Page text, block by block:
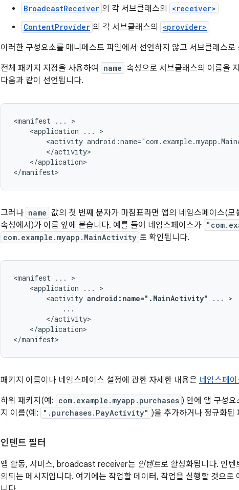
BroadcastReceiver 의 각 서브클래스의
<receiver>
ContentProvider 의 각 서브클래스의 <provider>
이러한 구성요소를 매니페스트 파일에서 선언하지 않고 서브클래스
전체 패키지 지정을 사용하여
name 속성으로 서브클래스의 이름을
다음과 같이 선언됩니다.
<manifest ...
<application
...
<activity
</application>
</manifest>
그러나 name 값의 첫 번째 문자가 마침표라면 앱의 네임스페이스(모
속성에서)가 이름 앞에 붙습니다. 예를 들어 네임스페이스가
com.example.myapp.MainActivity 로 확인됩니다.
<manifest ...
<application
...
<activity android:name=".MainActivity" ...
</application>
</manifest>
패키지 이름이나 네임스페이스 설정에 관한 자세한 내용은 네임스페
하위 패키지(예: com.example.myapp.purchases ) 안에 앱 구성
지 이름(예:
".purchases.PayActivity" )을 추가하거나 정규화된
인텐트 필터
앱 활동, 서비스, broadcast receiver는 인텐트로 활성화됩니다. 인
의되는 메시지입니다. 여기에는 작업할 데이터, 작업을 실행할 것으로